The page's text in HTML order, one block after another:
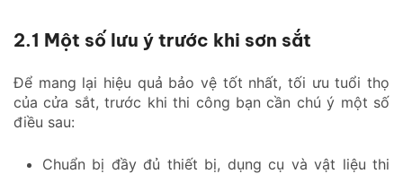
2.1 Một số lưu ý trước khi sơn sắt
Để mang lại hiệu quả bảo vệ tốt nhất, tối ưu tuổi thọ
của cửa sắt, trước khi thi công bạn cần chú ý một số
điều sau:
Chuẩn bị đầy đủ thiết bị, dụng cụ và vật liệu thi